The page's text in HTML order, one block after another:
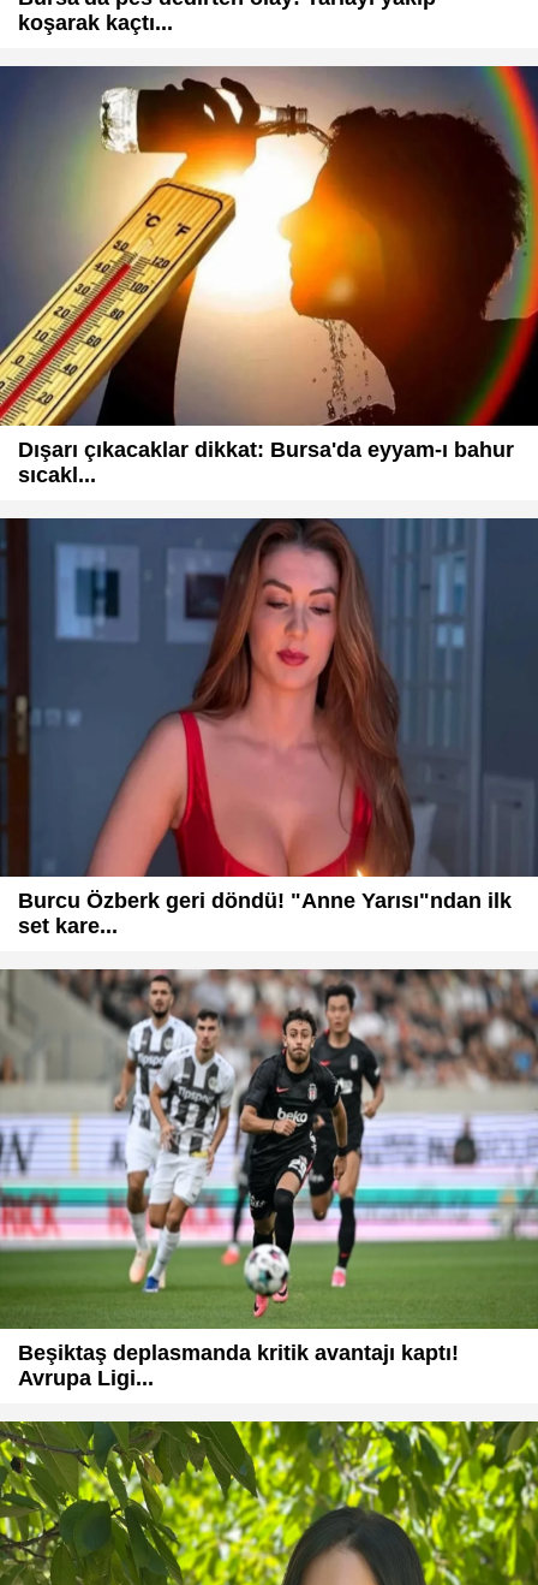
koşarak kaçtı...
Dışarı çıkacaklar dikkat: Bursa'da eyyam-ı bahur
sıcakl...
Burcu Özberk geri döndü! "Anne Yarısı"ndan ilk
set kare...
Beşiktaş deplasmanda kritik avantajı kaptı!
Avrupa Ligi...